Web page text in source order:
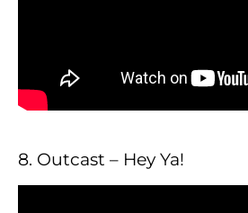
8. Outcast – Hey Ya!